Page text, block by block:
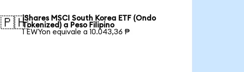
🇵🇭iShares MSCI South Korea ETF (Ondo
Tokenized) a Peso Filipino
1 EWYon equivale a 10.043,36 ₱